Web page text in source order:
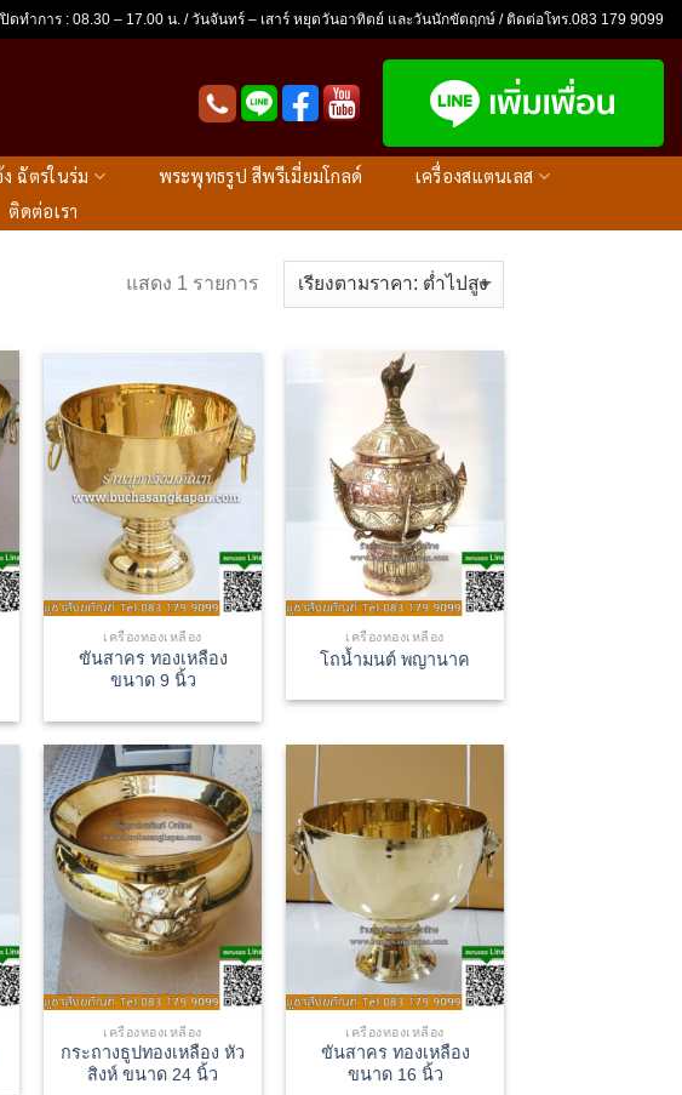
ปิดทำการ : 08.30 – 17.00 น. / วันจันทร์ – เสาร์ หยุดวันอาทิตย์ และวันนักขัตฤกษ์ / ติดต่อโทร.083 179 9099
ฉัตรในร่ม พระพุทธรูป สีพรีเมี่ยมโกลด์
เครื่องสแตนเลส
ติดต่อเรา
แสดง 1 รายการ
เครื่องทองเหลือง
ขันสาคร ทองเหลือง
ขนาด 9 นิ้ว
เครื่องทองเหลือง
โถน้ำมนต์ พญานาค
เครื่องทองเหลือง
กระถางธูปทองเหลือง หัว
สิงห์ ขนาด 24 นิ้ว
เครื่องทองเหลือง
ขันสาคร ทองเหลือง
ขนาด 16 นิ้ว